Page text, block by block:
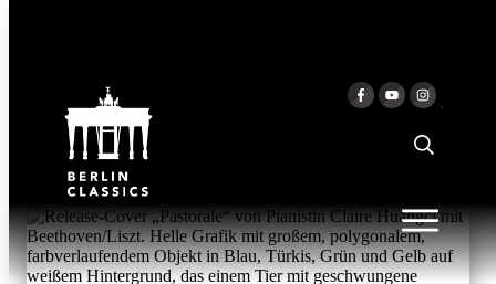
BEETHOVEN/LISZT:
PASTORALE
Claire Huangci